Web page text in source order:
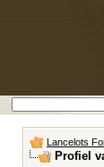
Lancelots
Profiel